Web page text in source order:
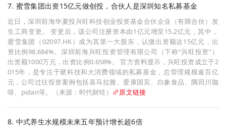
7. 蜜雪集团出资15亿元做创投，合伙人是深圳知名私募基金
近日，深圳前海华夏投兴旺科技创业投资基金合伙企业（有限合伙）发
生工商变更。 变更后，该公司注册资本由1亿元增至15.2亿元，其中，
蜜雪集团（02097.HK）成为其第一大股东，认缴出资额达15亿元，出
资比例98.684%。深圳前海兴旺投资管理有限公司（下称“兴旺投资”）
出资额1000万元，出资比例0.658%。 官方资料显示，兴旺投资成立于2
015年，是专注于硬科技和大消费领域的私募基金，总管理规模逾百亿
元，公司过往投资案例包括喜马拉雅、爱康国宾、白象食品、隅田川咖
啡、pidan等。（来源：时代财经）
原文链接
8. 中式养生水规模未来五年预计增长超6倍